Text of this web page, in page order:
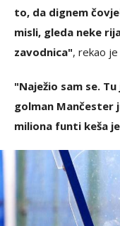
to, da dignem
misli, gleda neke
zavodnica", rekao je
"Naježio sam se.
golman Mančester
miliona funti keša